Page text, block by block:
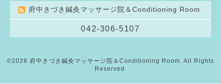
府中きづき鍼灸マッサージ院＆Conditioning Room
042-306-5107
©2026 府中きづき鍼灸マッサージ院＆Conditioning Room . All Rights
Reserved.